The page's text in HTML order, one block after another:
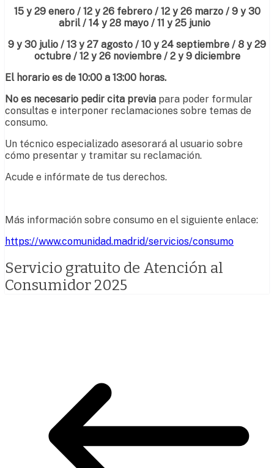
15 y 29enero / 12y 26febrero / 12 y 26marzo / 9 y 30
abril / 14 y 28 mayo / 11 y 25 junio
9 y 30 julio / 13 y 27 agosto / 10 y 24 septiembre / 8 y 29
octubre / 12 y 26noviembre / 2 y 9diciembre
El horario es de 10:00 a 13:00 horas.
No es necesario pedir cita previa para poder formular
consultas e interponer reclamaciones sobre temas de
consumo.
Un técnico especializado asesorará al usuario sobre
cómo presentar y tramitar su reclamación.
Acude e infórmate de tus derechos.
Más información sobre consumo en el siguiente enlace:
https://www.comunidad.madrid/servicios/consumo
Servicio gratuito de Atención al
Consumidor 2025